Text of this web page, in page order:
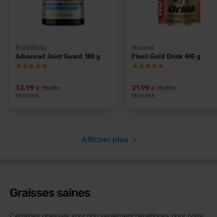
BodyWorld
Advanced Joint Guard 380 g
32,99 € 36,90€
EN STOCK
Nutrend
Flexit Gold Drink 400 g
21,99 € 26,99€
EN STOCK
Afficher plus
Graisses saines